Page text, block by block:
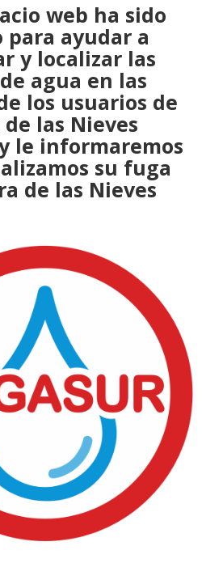
web ha sido
para ayudar a
y localizarlas
agua en las
los usuarios de
las Nieves
le informaremos
su fuga
de las Nieves